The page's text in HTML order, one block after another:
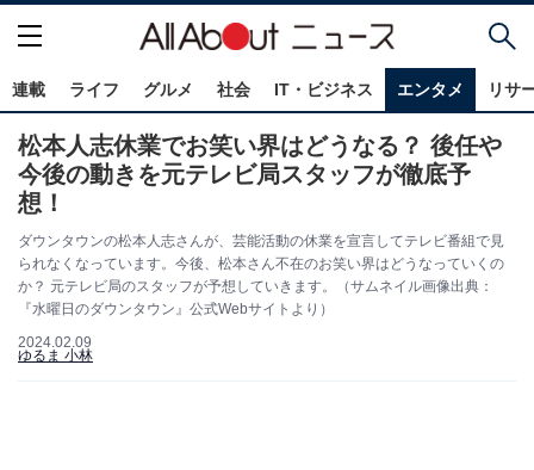
連載 ライフ グルメ 社会 IT・ビジネス エンタメ リサ
松本人志休業でお笑い界はどうなる？ 後任や
今後の動きを元テレビ局スタッフが徹底予
想！
ダウンタウンの松本人志さんが、芸能活動の休業を宣言してテレビ番組で見
られなくなっています。今後、松本さん不在のお笑い界はどうなっていくの
か？ 元テレビ局のスタッフが予想していきます。（サムネイル画像出典：
『水曜日のダウンタウン』公式Webサイトより）
2024.02.09
ゆるま 小林